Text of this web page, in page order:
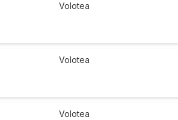
Volotea
Volotea
Volotea